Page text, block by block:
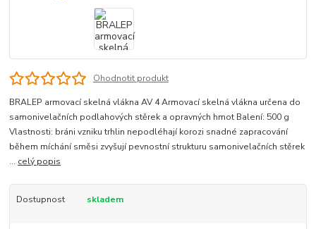
Ohodnotit produkt
BRALEP armovací skelná vlákna AV 4 Armovací skelná vlákna určena do
samonivelačních podlahových stěrek a opravných hmot Balení: 500 g
Vlastnosti: bráni vzniku trhlin nepodléhají korozi snadné zapracování
během míchání směsi zvyšují pevnostní strukturu samonivelačních stěrek
... celý popis
Dostupnost skladem